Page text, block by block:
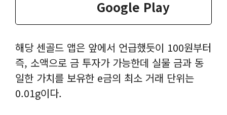
Google Play
해당 센골드 앱은 앞에서 언급했듯이 100원부터
즉, 소액으로 금 투자가 가능한데 실물 금과 동
일한 가치를 보유한 e금의 최소 거래 단위는
0.01g이다.